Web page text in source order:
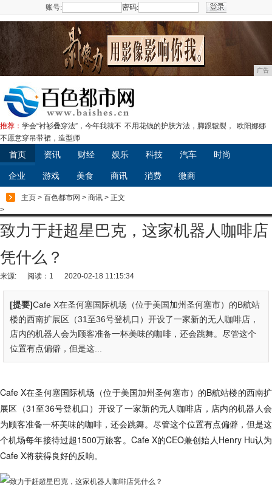
账号: 密码:
广告
推荐： 学会“衬衫叠穿法”，今年我就不 不用花钱的护肤方法，脚跟皲裂，
欧阳娜娜
不愿意穿吊带裙，造型师
首页 资讯 财经 娱乐 科技 汽车 时尚
企业 游戏 美食 商讯 消费 微商
主页 > 百色都市网 > 商讯 > 正文
>
致力于赶超星巴克，这家机器人咖啡店
凭什么？
来源: 阅读：1 2020-02-18 11:15:34
[提要]Cafe X在圣何塞国际机场（位于美国加州圣何塞市）的B航站
楼的西南扩展区（31至36号登机口）开设了一家新的无人咖啡店，
店内的机器人会为顾客准备一杯美味的咖啡，还会跳舞。尽管这个
位置有点偏僻，但是这...
Cafe X在圣何塞国际机场（位于美国加州圣何塞市）的B航站楼的西南扩
展区（31至36号登机口）开设了一家新的无人咖啡店，店内的机器人会
为顾客准备一杯美味的咖啡，还会跳舞。尽管这个位置有点偏僻，但是这
个机场每年接待过超1500万旅客。Cafe X的CEO兼创始人Henry Hu认为
Cafe X将获得良好的反响。